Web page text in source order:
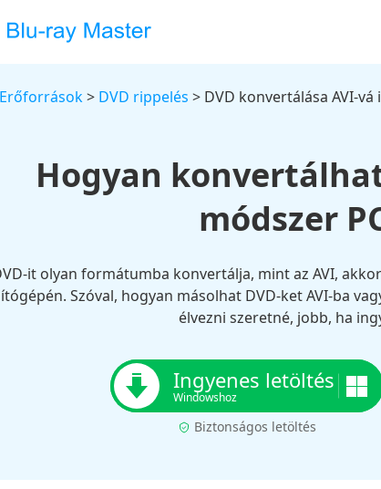
Erőforrások> DVD rippelés > DVD konvertálása AVI-vá
Hogyan
módszer
it olyan formátumba konvertálja, mint az AVI,
Szóval, hogyan másolhat DVD-ket AVI-ba
élvezni szeretné, jobb, ha
Ingyenes letöltés
Windowshoz
Biztonságos letöltés